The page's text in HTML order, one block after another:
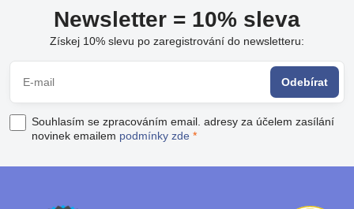
Newsletter = 10% sleva
Získej 10% slevu po zaregistrování do newsletteru:
Odebírat
Souhlasím se zpracováním email. adresy za účelem zasílání
novinek emailem podmínky zde *